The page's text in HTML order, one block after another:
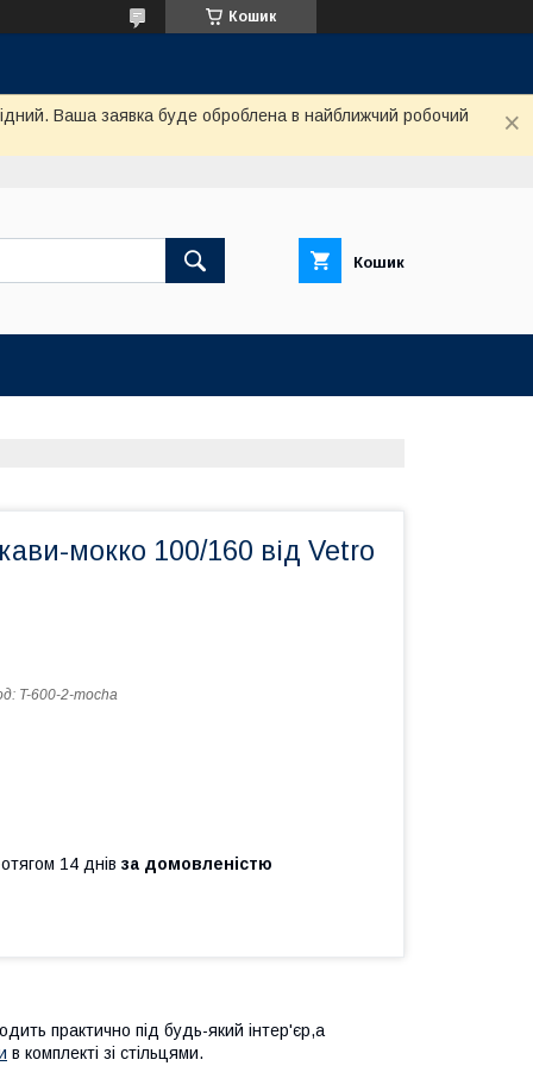
Кошик
Ваша заявка буде оброблена в найближчий робочий
Кошик
мокко 100/160 від Vetro
T-600-2-mocha
14 днів за домовленістю
практично під будь-який інтер'єр,а
в комплекті зі стільцями.